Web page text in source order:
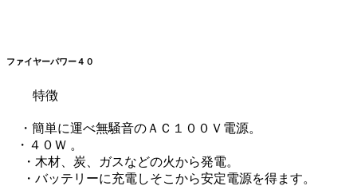
ファイヤーパワー４０
特徴
・簡単に運べ無騒音のＡＣ１００Ｖ電源。
・４０Ｗ 。
・木材、炭、ガスなどの火から発電。
・バッテリーに充電しそこから安定電源を得ます。